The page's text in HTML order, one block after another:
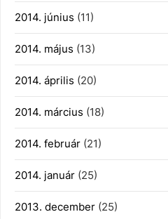
2014. június (11)
2014. május (13)
2014. április (20)
2014. március (18)
2014. február (21)
2014. január (25)
2013. december (25)